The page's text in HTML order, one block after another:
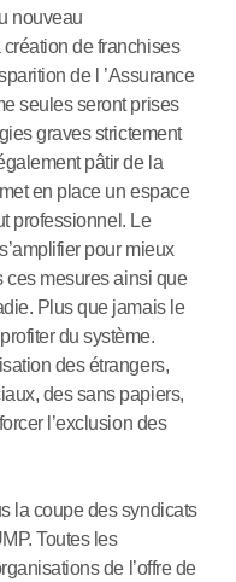
nouveau
de franchises
de l ’Assurance
seules seront prises
graves strictement
pâtir de la
en place un espace
professionnel. Le
pour mieux
ces mesures ainsi que
Plus que jamais le
du système.
des étrangers,
des sans papiers,
l’exclusion des
la coupe des syndicats
Toutes les
de l’offre de